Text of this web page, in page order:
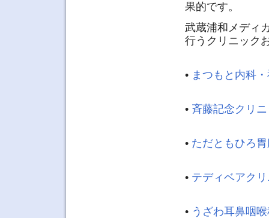
果的です。
武蔵浦和メディ
行うクリニック
• まつもと内科
• 斉藤記念クリ
• ただともひろ
• テディベアク
• うざわ耳鼻咽